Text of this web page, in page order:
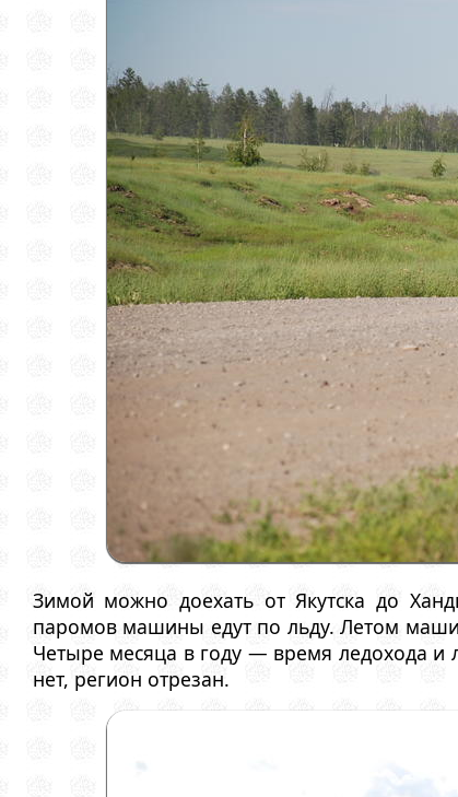
Зимой можно доехать от Якутска до
паромов машины едут по льду. Летом
Четыре месяца в году — время ледохода и
нет, регион отрезан.